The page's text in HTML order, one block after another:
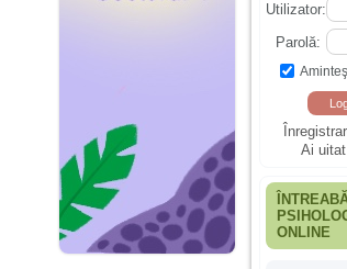
Utilizator:
Parolă:
Ai
ONLINE